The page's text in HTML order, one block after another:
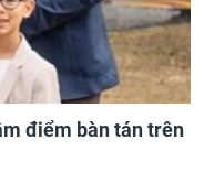
điểm bàn tán trên